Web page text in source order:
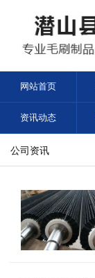
网站首页
资讯动态
公司资讯